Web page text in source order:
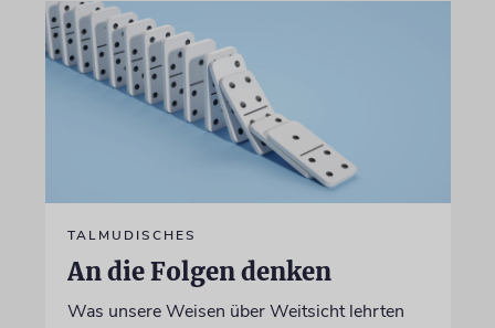
TALMUDISCHES
An die Folgen denken
Was unsere Weisen über Weitsicht lehrten